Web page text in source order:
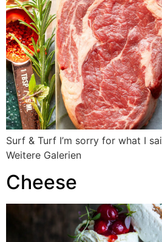
Surf & Turf I’m sorry for what I
Weitere Galerien
Cheese